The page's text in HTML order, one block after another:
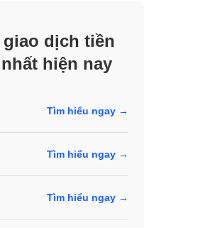
dịch tiền
hiện nay
Tìm hiểu ngay →
Tìm hiểu ngay →
Tìm hiểu ngay →